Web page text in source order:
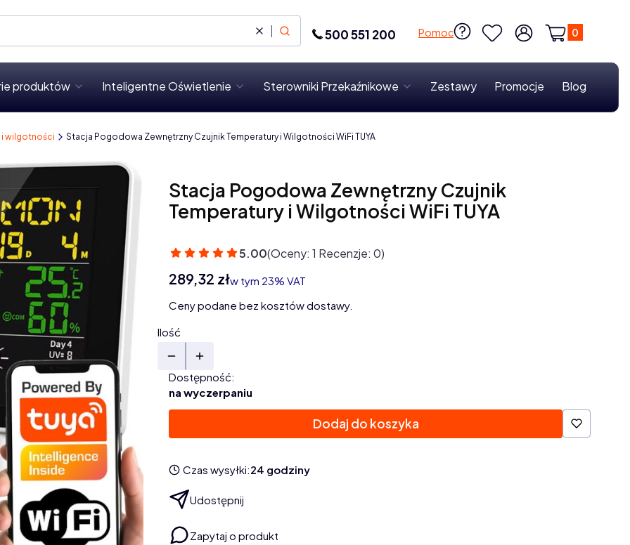
WyczyśćSzukaj 500 551 200 Pomoc
UlubioneZaloguj się
Produkty w
Koszyk
produktów Inteligentne Oświetlenie Sterowniki Przekaźnikowe Zestawy Promocje Blog
i wilgotności Stacja Pogodowa Zewnętrzny Czujnik Temperatury i Wilgotności WiFi TUYA
Stacja Pogodowa Zewnętrzny Czujnik
Temperatury i Wilgotności WiFi TUYA
5.00(Oceny: 1 Recenzje: 0)
Cena
289,32 złw tym 23% VAT
w tym 23% VAT
Ceny podane bez kosztów dostawy.
Ilość
Dostępność:
na wyczerpaniu
Dodaj do koszyka
Czas wysyłki:24 godziny
Udostępnij
Zapytaj o produkt